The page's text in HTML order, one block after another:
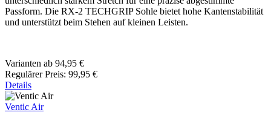
Passform. Die RX-2 TECHGRIP Sohle bietet hohe Kantenstabilität
und unterstützt beim Stehen auf kleinen Leisten.
Varianten ab 94,95 €
Regulärer Preis: 99,95 €
Details
Ventic Air